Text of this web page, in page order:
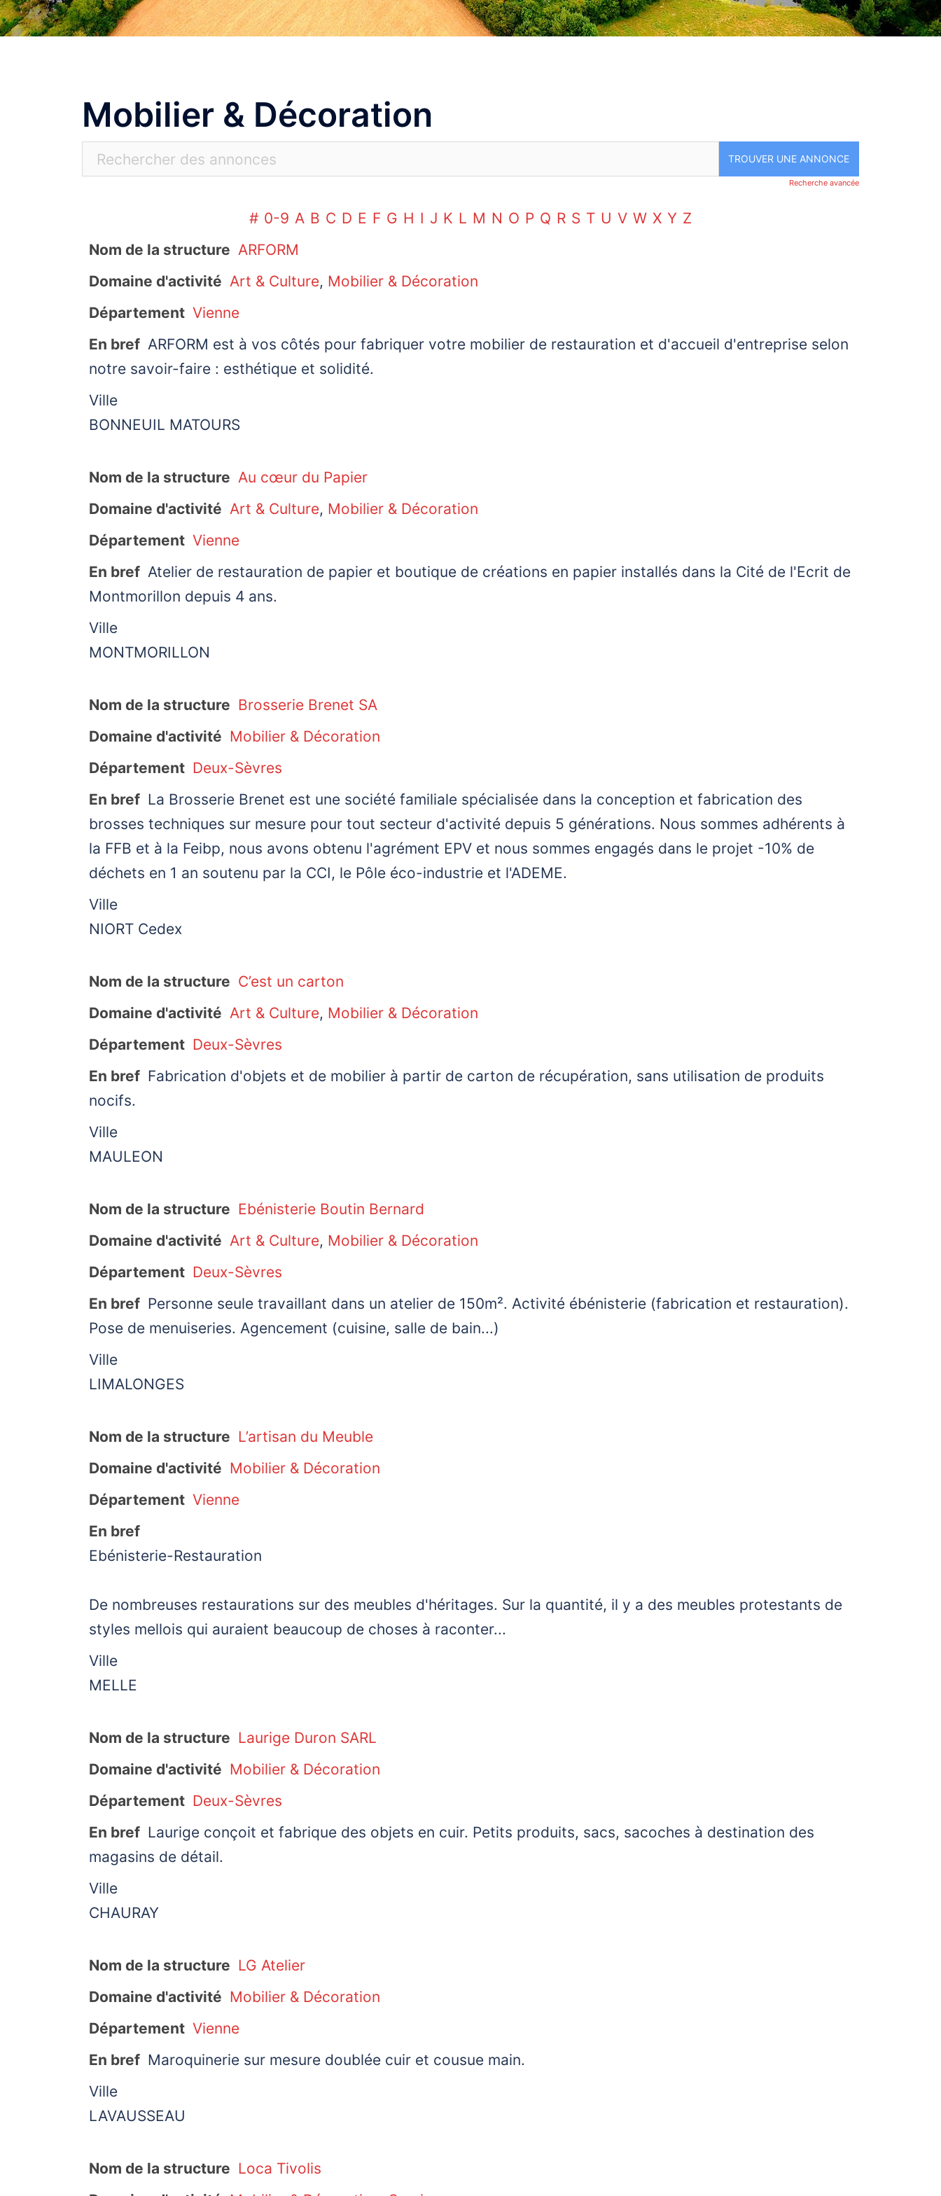
Mobilier & Décoration
Recherche avancée
# 0-9 A B C D E F G H I J K L M N O P Q R S T U V W X Y Z
Nom de la structure ARFORM
Domaine d'activité Art & Culture, Mobilier & Décoration
Département Vienne
En bref ARFORM est à vos côtés pour fabriquer votre mobilier de restauration et d'accueil d'entreprise selon
notre savoir-faire : esthétique et solidité.
Ville
BONNEUIL MATOURS
Nom de la structure Au cœur du Papier
Domaine d'activité Art & Culture, Mobilier & Décoration
Département Vienne
En bref Atelier de restauration de papier et boutique de créations en papier installés dans la Cité de l'Ecrit de
Montmorillon depuis 4 ans.
Ville
MONTMORILLON
Nom de la structure Brosserie Brenet SA
Domaine d'activité Mobilier & Décoration
Département Deux-Sèvres
En bref La Brosserie Brenet est une société familiale spécialisée dans la conception et fabrication des
brosses techniques sur mesure pour tout secteur d'activité depuis 5 générations. Nous sommes adhérents à
la FFB et à la Feibp, nous avons obtenu l'agrément EPV et nous sommes engagés dans le projet -10% de
déchets en 1 an soutenu par la CCI, le Pôle éco-industrie et l'ADEME.
Ville
NIORT Cedex
Nom de la structure C’est un carton
Domaine d'activité Art & Culture, Mobilier & Décoration
Département Deux-Sèvres
En bref Fabrication d'objets et de mobilier à partir de carton de récupération, sans utilisation de produits
nocifs.
Ville
MAULEON
Nom de la structure Ebénisterie Boutin Bernard
Domaine d'activité Art & Culture, Mobilier & Décoration
Département Deux-Sèvres
En bref Personne seule travaillant dans un atelier de 150m². Activité ébénisterie (fabrication et restauration).
Pose de menuiseries. Agencement (cuisine, salle de bain...)
Ville
LIMALONGES
Nom de la structure L’artisan du Meuble
Domaine d'activité Mobilier & Décoration
Département Vienne
En bref
Ebénisterie-Restauration
De nombreuses restaurations sur des meubles d'héritages. Sur la quantité, il y a des meubles protestants de
styles mellois qui auraient beaucoup de choses à raconter...
Ville
MELLE
Nom de la structure Laurige Duron SARL
Domaine d'activité Mobilier & Décoration
Département Deux-Sèvres
En bref Laurige conçoit et fabrique des objets en cuir. Petits produits, sacs, sacoches à destination des
magasins de détail.
Ville
CHAURAY
Nom de la structure LG Atelier
Domaine d'activité Mobilier & Décoration
Département Vienne
En bref Maroquinerie sur mesure doublée cuir et cousue main.
Ville
LAVAUSSEAU
Nom de la structure Loca Tivolis